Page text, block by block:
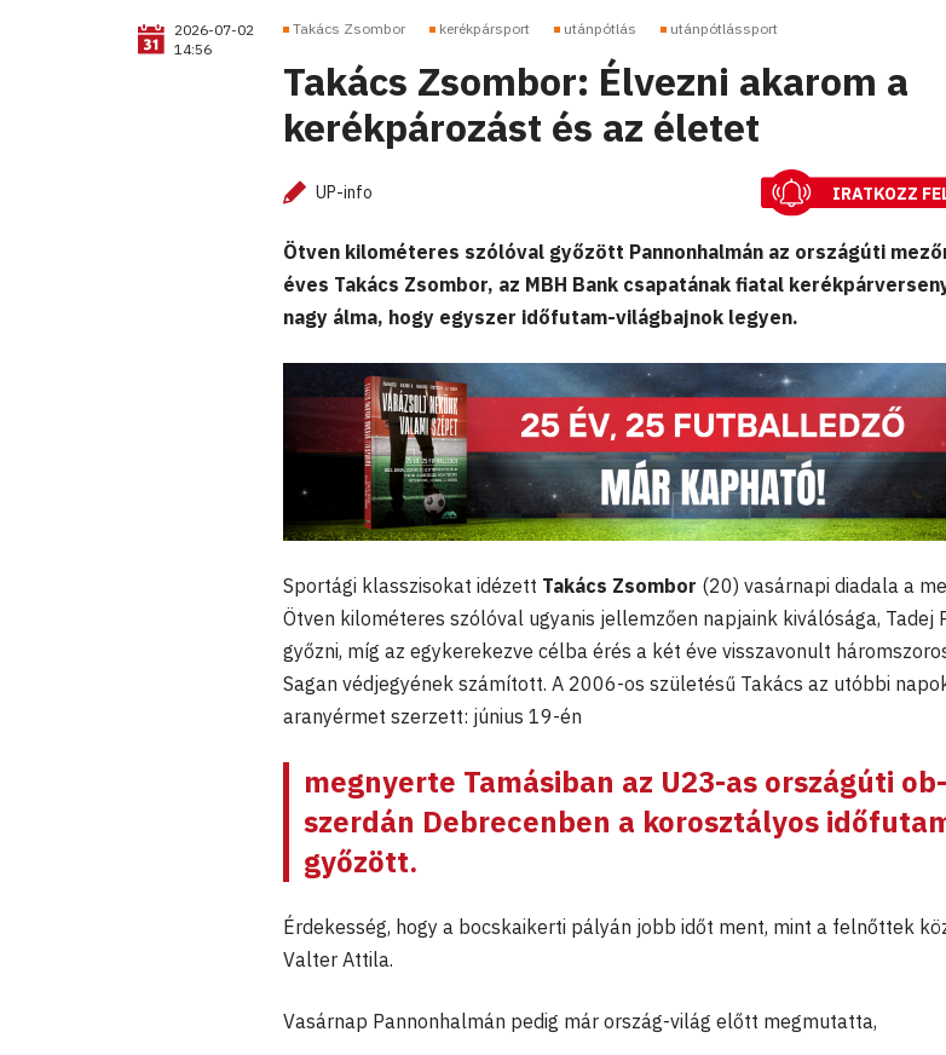
2026-07-02
14:56
Takács Zsombor kerékpársport utánpótlás utánpótlássport
Takács Zsombor: Élvezni akarom a
kerékpározást és az életet
UP-info IRATKOZZ
Ötven kilométeres szólóval győzött Pannonhalmán az országúti
éves Takács Zsombor, az MBH Bank csapatának fiatal
nagy álma, hogy egyszer időfutam-világbajnok legyen.
Sportági klasszisokat idézett Takács Zsombor (20) vasárnapi diadala a
Ötven kilométeres szólóval ugyanis jellemzően napjaink kiválósága, Tadej
győzni, míg az egykerekezve célba érés a két éve visszavonult
Sagan védjegyének számított. A 2006-os születésű Takács az utóbbi
aranyérmet szerzett: június 19-én
megnyerte Tamásiban az U23-as országúti
szerdán Debrecenben a korosztályos
győzött.
Érdekesség, hogy a bocskaikerti pályán jobb időt ment, mint a felnőttek
Valter Attila.
Vasárnap Pannonhalmán pedig már ország-világ előtt megmutatta,